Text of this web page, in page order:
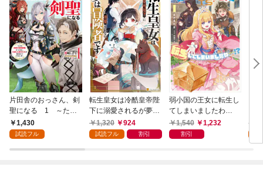
片田舎のおっさん、剣
聖になる 1 ～ただ
の田舎の剣術師範だっ
たのに、大成した弟子
ない件～
1,430
試読フル
転生皇女は冷酷皇帝陛
下に溺愛されるが夢は
冒険者です！
1,320 924
試読フル 割引
弱小国の王女に転生し
てしまいましたわ
～！？ 1巻
1,540 1,232
割引